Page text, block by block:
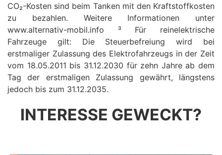
CO₂-Kosten sind beim Tanken mit den Kraftstoffkosten
zu bezahlen. Weitere Informationen unter
www.alternativ-mobil.info ³ Für reinelektrische
Fahrzeuge gilt: Die Steuerbefreiung wird bei
erstmaliger Zulassung des Elektrofahrzeugs in der Zeit
vom 18.05.2011 bis 31.12.2030 für zehn Jahre ab dem
Tag der erstmaligen Zulassung gewährt, längstens
jedoch bis zum 31.12.2035.
INTERESSE GEWECKT?